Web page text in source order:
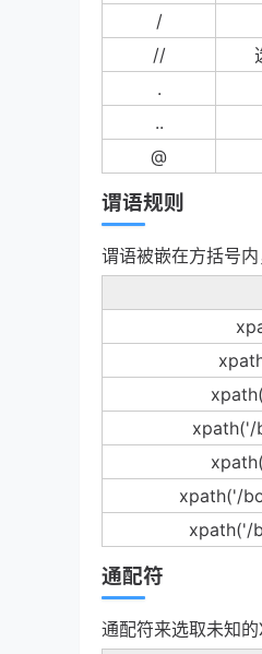
/
//
.
..
@
谓语规则
谓语被嵌在方括号
xpath('/
xpath('/
xpath('/
通配符
通配符来选取未知